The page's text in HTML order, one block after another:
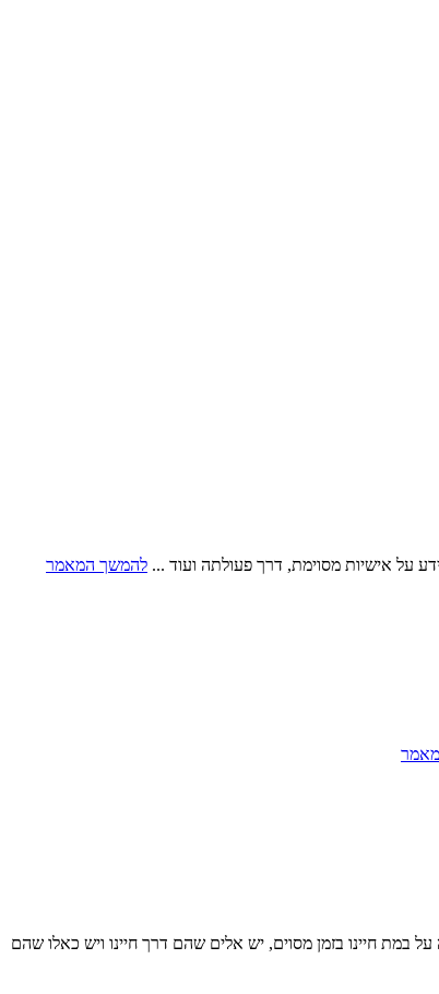
על אישיות מסוימת, דרך פעולתה ועוד ... להמשך המאמר
במת חיינו בזמן מסוים, יש אלים שהם דרך חיינו ויש כאלו שהם